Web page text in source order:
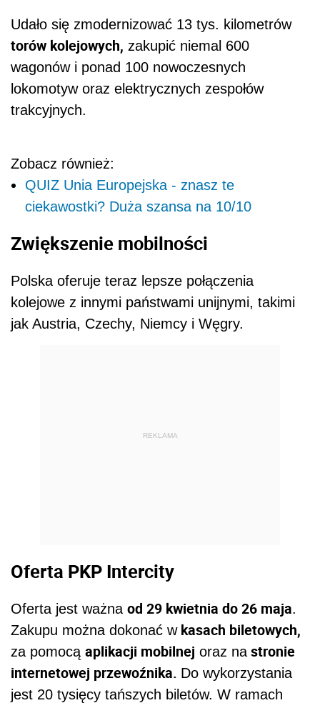
Udało się zmodernizować 13 tys. kilometrów
torów kolejowych, zakupić niemal 600
wagonów i ponad 100 nowoczesnych
lokomotyw oraz elektrycznych zespołów
trakcyjnych.
Zobacz również:
QUIZ Unia Europejska - znasz te
ciekawostki? Duża szansa na 10/10
Zwiększenie mobilności
Polska oferuje teraz lepsze połączenia
kolejowe z innymi państwami unijnymi, takimi
jak Austria, Czechy, Niemcy i Węgry.
REKLAMA
Oferta PKP Intercity
Oferta jest ważna od 29 kwietnia do 26 maja.
Zakupu można dokonać wkasach biletowych,
za pomocą aplikacji mobilnej oraz nastronie
internetowej przewoźnika. Do wykorzystania
jest 20 tysięcy tańszych biletów. W ramach